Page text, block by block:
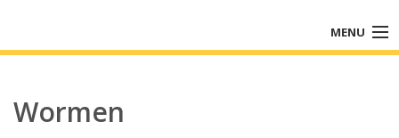
MENU
De praktijk
Wormen